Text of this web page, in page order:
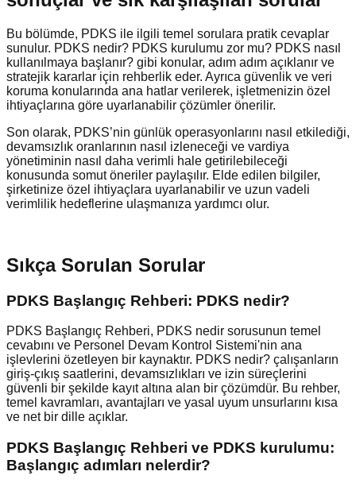
Bu bölümde, PDKS ile ilgili temel sorulara pratik cevaplar
sunulur. PDKS nedir? PDKS kurulumu zor mu? PDKS nasıl
kullanılmaya başlanır? gibi konular, adım adım açıklanır ve
stratejik kararlar için rehberlik eder. Ayrıca güvenlik ve veri
koruma konularında ana hatlar verilerek, işletmenizin özel
ihtiyaçlarına göre uyarlanabilir çözümler önerilir.
Son olarak, PDKS’nin günlük operasyonlarını nasıl etkilediği,
devamsızlık oranlarının nasıl izleneceği ve vardiya
yönetiminin nasıl daha verimli hale getirilebileceği
konusunda somut öneriler paylaşılır. Elde edilen bilgiler,
şirketinize özel ihtiyaçlara uyarlanabilir ve uzun vadeli
verimlilik hedeflerine ulaşmanıza yardımcı olur.
Sıkça Sorulan Sorular
PDKS Başlangıç Rehberi: PDKS nedir?
PDKS Başlangıç Rehberi, PDKS nedir sorusunun temel
cevabını ve Personel Devam Kontrol Sistemi'nin ana
işlevlerini özetleyen bir kaynaktır. PDKS nedir? çalışanların
giriş-çıkış saatlerini, devamsızlıkları ve izin süreçlerini
güvenli bir şekilde kayıt altına alan bir çözümdür. Bu rehber,
temel kavramları, avantajları ve yasal uyum unsurlarını kısa
ve net bir dille açıklar.
PDKS Başlangıç Rehberi ve PDKS kurulumu:
Başlangıç adımları nelerdir?